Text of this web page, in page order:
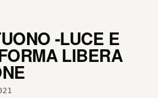
-LUCE E
LIBERA